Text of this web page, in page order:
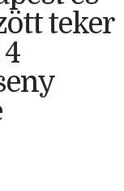
teker